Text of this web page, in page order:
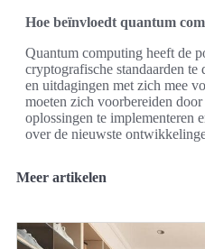
Hoe beïnvloedt quantum
Quantum computing heeft de
cryptografische standaarden
en uitdagingen met zich mee
moeten zich voorbereiden
oplossingen te implementeren
over de nieuwste
Meer artikelen